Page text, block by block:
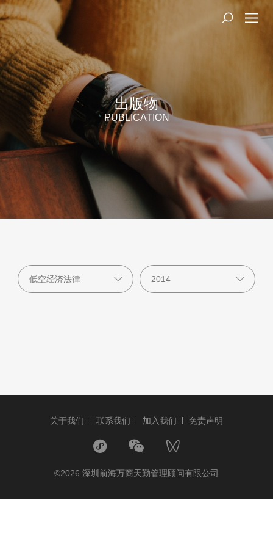
出版物
PUBLICATION
关于我们 联系我们 加入我们 免责声明
©2026 深圳前海万商天勤管理顾问有限公司